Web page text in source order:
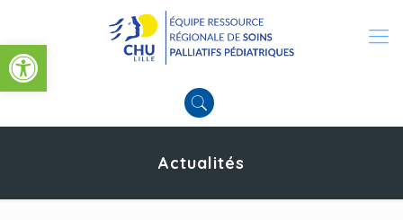
Ouvrir la barre d’outils
Actualités